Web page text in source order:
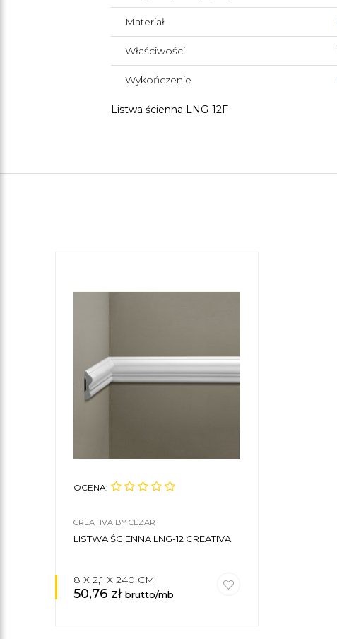
Materiał
Właściwości
Wykończenie
Listwa ścienna LNG-12F
OCENA:
CREATIVA BY CEZAR
LISTWA ŚCIENNA LNG-12 CREATIVA
8 X 2,1 X 240 CM
50,76 zł brutto/mb